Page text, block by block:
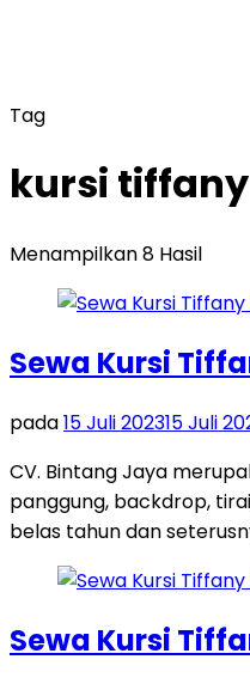
Tag
kursi
Menampilkan 8 Hasil
Sewa Kursi
pada15 Juli 202315 Juli
CV. Bintang Jaya
panggung, backdrop,
belas tahun dan
Sewa Kursi